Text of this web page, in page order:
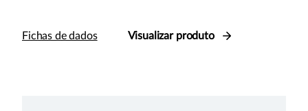
Fichas de dados Visualizar produto